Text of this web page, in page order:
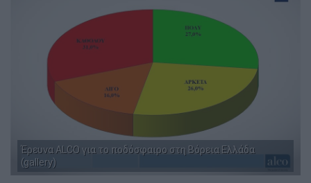
Έρευνα ALCO για το ποδόσφαιρο στη Βόρεια Ελλάδα
(gallery)